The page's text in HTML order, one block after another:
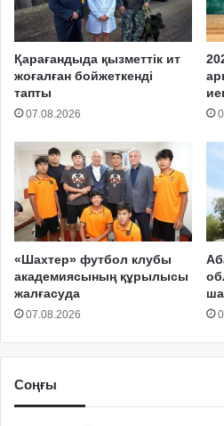
Қарағандыда қызметтік ит
жоғалған бойжеткенді
тапты
07.08.2026
«Шахтер» футбол клубы
академиясының құрылысы
жалғасуда
07.08.2026
Соңғы